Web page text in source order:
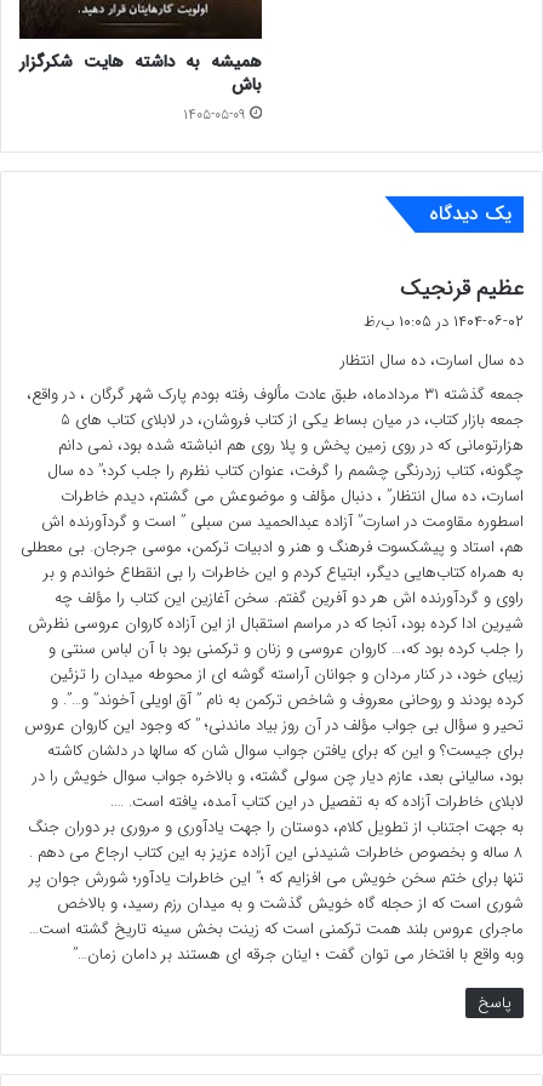
به عنوان سرباز وظیفه ابتدا در تهران و سپس به اهواز اعزام
شدم . پس از آن در آبادان رفتیم. شرایط جنگ به گونه ای شد
سرزمین نشان دادند.
رزمهایمان، در یک عملیات شبانه در اندیمشک پس از چندین
ساعت درگیری و مقاومت به اسارت در آمدیم. تعدادی از ما که
زخمی شده بودند را همان جا تیر خلاص زدند. سپس دستهای
افراد باقیمانده را با کابل بستند و سوار ماشین کردند.
🔷اسارت در اردوگاهها:
پس از اسارت ما را وارد تنومه عراق کرده و سپس به زبیر و از
آنجا به استخبارات بغداد بردند. از بغداد با قطار باربری به سمت
اردوگاه موصل در شمال عراق منتقل کردند.
پس از گذشت ۴ سال در اردوگاه موصل ما را به اردوگاه الرمادی
در مرز کویت منتقل کردند و با توجه به فعالیت های روشنگری
من در زمان حضور نیروهای صلیب سرخ جهانی، از طرف
ماموران اردوگاه در فشار بوده و بعد از ۴ سال دوباره به اردوگاه
موصل بازگرداندند و ۲ سال آخر نیز آنجا بودم.
🔷 فضای اردوگاه:
در دوران اسارت برای اسرایی که فاقد توانایی نوشتن بودند
همیشه به داشته هایت شکرگزار
باش
۱۴۰۵-۰۵-۰۹
یک دیدگاه
عظیم قرنجیک
ت
:
۱۴۰۴-۰۶-۰۲ در ۱۰:۰۵ ب٫ظ
ده سال اسارت، ده سال انتظار
جمعه گذشته ۳۱ مردادماه، طبق عادت مألوف رفته بودم پارک شهر گرگان ، در واقع،
جمعه بازار کتاب، در میان بساط یکی از کتاب فروشان، در لابلای کتاب های ۵
هزارتومانی که در روی زمین پخش و پلا روی هم انباشته شده بود، نمی دانم
چگونه، کتاب زردرنگی چشمم را گرفت، عنوان کتاب نظرم را جلب کرد؛” ده سال
اسارت، ده سال انتظار” ، دنبال مؤلف و موضوعش می گشتم، دیدم خاطرات
اسطوره مقاومت در اسارت” آزاده عبدالحمید سن سبلی ” است و گردآورنده اش
هم، استاد و پیشکسوت فرهنگ و هنر و ادبیات ترکمن، موسی جرجان. بی معطلی
به همراه کتاب‌هایی دیگر، ابتیاع کردم و این خاطرات را بی انقطاع خواندم و بر
راوی و گردآورنده اش هر دو آفرین گفتم. سخن آغازین این کتاب را مؤلف چه
شیرین ادا کرده بود، آنجا که در مراسم استقبال از این آزاده کاروان عروسی نظرش
را جلب کرده بود که،… کاروان عروسی و زنان و ترکمنی بود با آن لباس سنتی و
زیبای خود، در کنار مردان و جوانان آراسته گوشه ای از محوطه میدان را تزئین
کرده بودند و روحانی معروف و شاخص ترکمن به نام ” آق اویلی آخوند” و…”. و
تحیر و سؤال بی جواب مؤلف در آن روز بیاد ماندنی؛ ” که وجود این کاروان عروس
برای جیست؟ و این که برای یافتن جواب سوال شان که سالها در دلشان کاشته
بود، سالیانی بعد، عازم دیار چن سولی گشته، و بالاخره جواب سوال خویش را در
لابلای خاطرات آزاده که به تفصیل در این کتاب آمده، یافته است. ….
به جهت اجتناب از تطویل کلام، دوستان را جهت یادآوری و مروری بر دوران جنگ
۸ ساله و بخصوص خاطرات شنیدنی این آزاده عزیز به این کتاب ارجاع می دهم .
تنها برای ختم سخن خویش می افزایم که ؛” این خاطرات یادآور؛ شورش جوان پر
شوری است که از حجله گاه خویش گذشت و به میدان رزم رسید، و بالاخص
ماجرای عروس بلند همت ترکمنی است که زینت بخش سینه تاریخ گشته است…
وبه واقع با افتخار می توان گفت ؛ اینان جرقه ای هستند بر دامان زمان…”
پاسخ